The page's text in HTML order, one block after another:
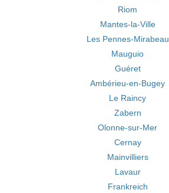
Riom
Mantes-la-Ville
Les Pennes-Mirabeau
Mauguio
Guéret
Ambérieu-en-Bugey
Le Raincy
Zabern
Olonne-sur-Mer
Cernay
Mainvilliers
Lavaur
Frankreich